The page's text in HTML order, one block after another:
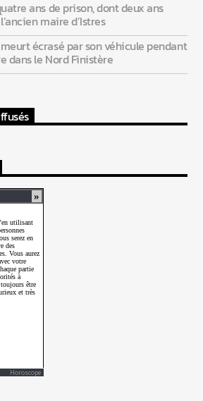
ans de prison, dont deux ans
maire d’Istres
écrasé par son véhicule pendant
dans le Nord Finistère
Horoscope